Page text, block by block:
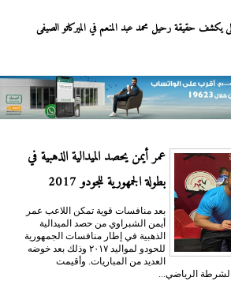
يكشف حقيقة رحيل محمد عبد المنعم في الميركاتو الصيفى
عمر أيمن يحصد الميدالية الذهبية في
بطولة الجمهورية للجودو 2017
بعد منافسات قوية تمكن اللاعب عمر
أيمن الشبراوي من حصد الميدالية
الذهبية في إطار منافسات الجمهورية
للحودو لمواليد ٢٠١٧ وذلك بعد خوضه
العديد من المباريات. وأقيمت
الشرطة الرياضي...